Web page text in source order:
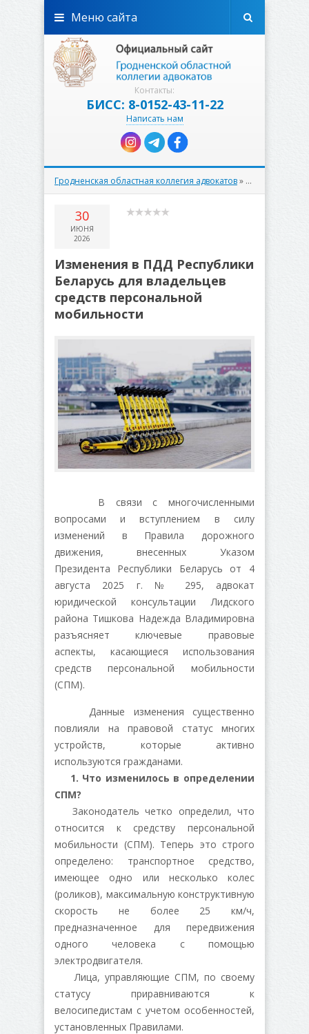
Контакты:
БИСС: 8-0152-43-11-22
Написать нам
Меню сайта
Гродненская областная коллегия адвокатов» Правовое
30
ИЮНЯ
2026
Изменения в ПДД Республики
Беларусь для владельцев
средств персональной
мобильности
В связи с многочисленными
вопросами и вступлением в силу
изменений в Правила дорожного
движения, внесенных Указом
Президента Республики Беларусь от 4
августа 2025 г. № 295, адвокат
юридической консультации Лидского
района Тишкова Надежда Владимировна
разъясняет ключевые правовые
аспекты, касающиеся использования
средств персональной мобильности
(СПМ).
Данные изменения существенно
повлияли на правовой статус многих
устройств, которые активно
используются гражданами.
1. Что изменилось в определении
СПМ?
Законодатель четко определил, что
относится к средству персональной
мобильности (СПМ). Теперь это строго
определено: транспортное средство,
имеющее одно или несколько колес
(роликов), максимальную конструктивную
скорость не более 25 км/ч,
предназначенное для передвижения
одного человека с помощью
электродвигателя.
Лица, управляющие СПМ, по своему
статусу приравниваются к
велосипедистам с учетом особенностей,
установленных Правилами.